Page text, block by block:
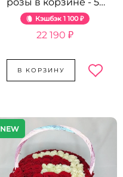
шт.
Кэшбэк 1 100 ₽
22 190 ₽
В КОРЗИНУ
NEW